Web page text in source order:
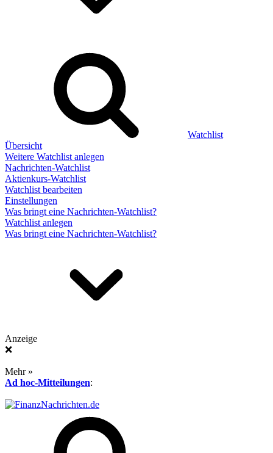
Watchlist
Übersicht
Weitere Watchlist anlegen
Nachrichten-Watchlist
Aktienkurs-Watchlist
Watchlist bearbeiten
Einstellungen
Was bringt eine Nachrichten-Watchlist?
Watchlist anlegen
Was bringt eine Nachrichten-Watchlist?
Anzeige
❌
Mehr »
Ad hoc-Mitteilungen: